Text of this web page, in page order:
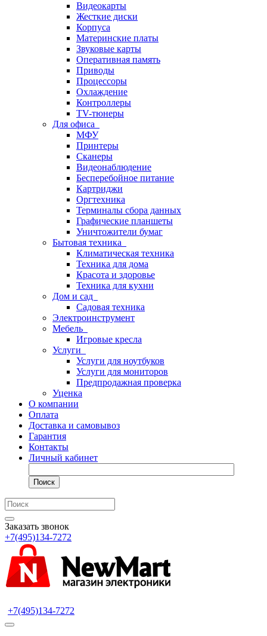
Видеокарты
Жесткие диски
Корпуса
Материнские платы
Звуковые карты
Оперативная память
Приводы
Процессоры
Охлаждение
Контроллеры
TV-тюнеры
Для офиса
МФУ
Принтеры
Сканеры
Видеонаблюдение
Бесперебойное питание
Картриджи
Оргтехника
Терминалы сбора данных
Графические планшеты
Уничтожители бумаг
Бытовая техника
Климатическая техника
Техника для дома
Красота и здоровье
Техника для кухни
Дом и сад
Садовая техника
Электроинструмент
Мебель
Игровые кресла
Услуги
Услуги для ноутбуков
Услуги для мониторов
Предпродажная проверка
Уценка
О компании
Оплата
Доставка и самовывоз
Гарантия
Контакты
Личный кабинет
Поиск
Заказать звонок
+7(495)134-7272
+7(495)134-7272